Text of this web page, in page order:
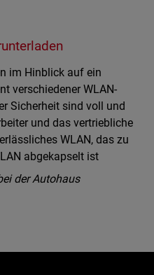
im Hinblick auf ein
verschiedener WLAN-
Sicherheit sind voll und
und das vertriebliche
WLAN, das zu
abgekapselt ist
der Autohaus